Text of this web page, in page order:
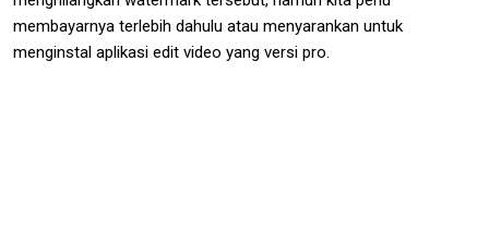
membayarnya terlebih dahulu atau menyarankan untuk
menginstal aplikasi edit video yang versi pro.